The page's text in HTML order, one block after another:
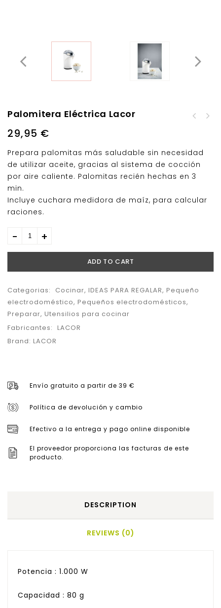
Palomitera Eléctrica Lacor
29,95 €
Prepara palomitas más saludable sin necesidad
de utilizar aceite, gracias al sistema de cocción
por aire caliente. Palomitas recién hechas en 3
min.
Incluye cuchara medidora de maíz, para calcular
raciones.
ADD TO CART
Categorias: Cocinar, IDEAS PARA REGALAR, Pequeño
electrodoméstico, Pequeños electrodomésticos,
Preparar, Utensilios para cocinar
Fabricantes: LACOR
Brand: LACOR
Envío gratuito a partir de 39 €
Política de devolución y cambio
Efectivo a la entrega y pago online disponible
El proveedor proporciona las facturas de este
producto.
DESCRIPTION
REVIEWS (0)
Potencia : 1.000 W
Capacidad : 80 g